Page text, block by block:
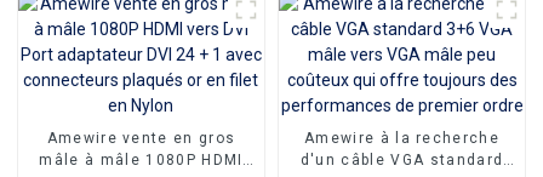
Amewire vente en gros
mâle à mâle 1080P HDMI
Amewire à la recherche
d'un câble VGA standard